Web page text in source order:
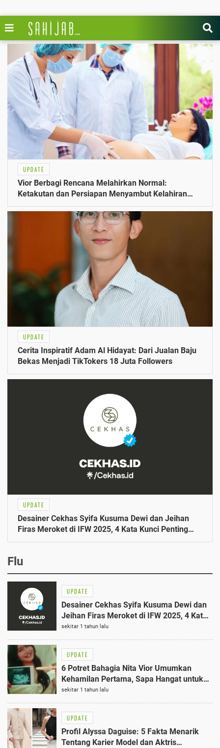
UPDATE
Vior Berbagi Rencana Melahirkan Normal:
Ketakutan dan Persiapan Menyambut Kelahiran
Anak Pertama
UPDATE
Cerita Inspiratif Adam Al Hidayat: Dari Jualan Baju
Bekas Menjadi TikTokers 18 Juta Followers
UPDATE
Desainer Cekhas Syifa Kusuma Dewi dan Jeihan
Firas Meroket di IFW 2025, 4 Kata Kunci Penting
Dikisahkan
Flu
UPDATE
Desainer Cekhas Syifa Kusuma Dewi dan
Jeihan Firas Meroket di IFW 2025, 4 Kata
Kunci Penting Dikisahkan
sekitar 1 tahun lalu
UPDATE
6 Potret Bahagia Nita Vior Umumkan
Kehamilan Pertama, Sapa Hangat untuk
Baby V
sekitar 1 tahun lalu
UPDATE
Profil Alyssa Daguise: 5 Fakta Menarik
Tentang Karier Model dan Aktris